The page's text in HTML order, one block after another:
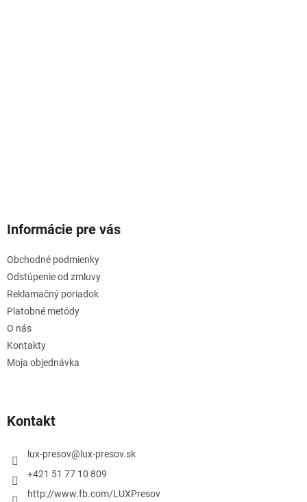
Informácie pre vás
Obchodné podmienky
Odstúpenie od zmluvy
Reklamačný poriadok
Platobné metódy
O nás
Kontakty
Moja objednávka
Kontakt
lux-presov@ lux-presov.sk
+421 51 77 10 809
http://www.fb.com/LUXPresov